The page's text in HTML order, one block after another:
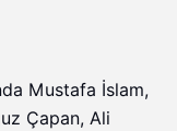
Mustafa İslam,
Çapan, Ali